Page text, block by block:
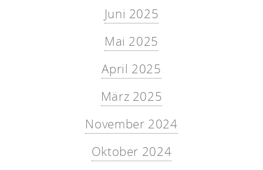
Juni 2025
Mai 2025
April 2025
März 2025
November 2024
Oktober 2024